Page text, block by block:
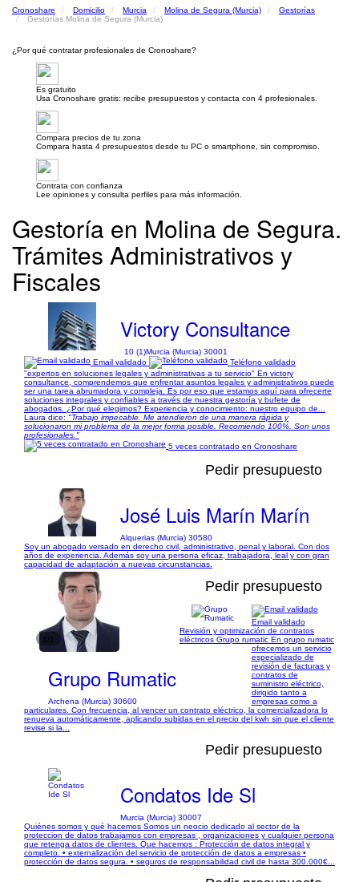
Cronoshare Domicilio Murcia Molina de Segura (Murcia)
Gestorías
Gestorías Molina de Segura (Murcia)
¿Por qué contratar profesionales de Cronoshare?
Es gratuito
Usa Cronoshare gratis: recibe presupuestos y contacta con 4 profesionales.
Compara precios de tu zona
Compara hasta 4 presupuestos desde tu PC o smartphone, sin compromiso.
Contrata con confianza
Lee opiniones y consulta perfiles para más información.
Gestoría en Molina de Segura.
Trámites Administrativos y
Fiscales
Victory Consultance
10 (1)Murcia (Murcia) 30001
Email validado
Teléfono validado
"expertos en soluciones legales y administrativas a tu servicio" En victory
consultance, comprendemos que enfrentar asuntos legales y administrativos puede
ser una tarea abrumadora y compleja. Es por eso que estamos aquí para ofrecerte
soluciones integrales y confiables a través de nuestra gestoría y bufete de
abogados. ¿Por qué elegirnos? Experiencia y conocimiento: nuestro equipo de...
Laura dice: "Trabajo impecable. Me atendieron de una manera rápida y
solucionaron mi problema de la mejor forma posible. Recomiendo 100%. Son unos
profesionales."
5 veces contratado en Cronoshare
Pedir presupuesto
José Luis Marín Marín
Alquerias (Murcia) 30580
Soy un abogado versado en derecho civil, administrativo, penal y laboral. Con dos
años de experiencia. Además soy una persona eficaz, trabajadora, leal y con gran
capacidad de adaptación a nuevas circunstancias.
1/1
Pedir presupuesto
Grupo Rumatic
Archena (Murcia) 30600
Email validado
Revisión y optimización de contratos
eléctricos Grupo rumatic En grupo rumatic
ofrecemos un servicio
especializado de
revisión de facturas y
contratos de
suministro eléctrico,
dirigido tanto a
empresas como a
particulares. Con frecuencia, al vencer un contrato eléctrico, la comercializadora lo
renueva automáticamente, aplicando subidas en el precio del kwh sin que el cliente
revise si la...
Pedir presupuesto
Condatos Ide Sl
Murcia (Murcia) 30007
Quiénes somos y qué hacemos Somos un neocio dedicado al sector de la
proteccion de datos trabajamos con empresas , organizaciones y cualquier persona
que retenga datos de clientes. Que hacemos : Protección de datos integral y
completo. • externalización del servicio de protección de datos a empresas •
protección de datos segura. • seguros de responsabilidad civil de hasta 300.000€...